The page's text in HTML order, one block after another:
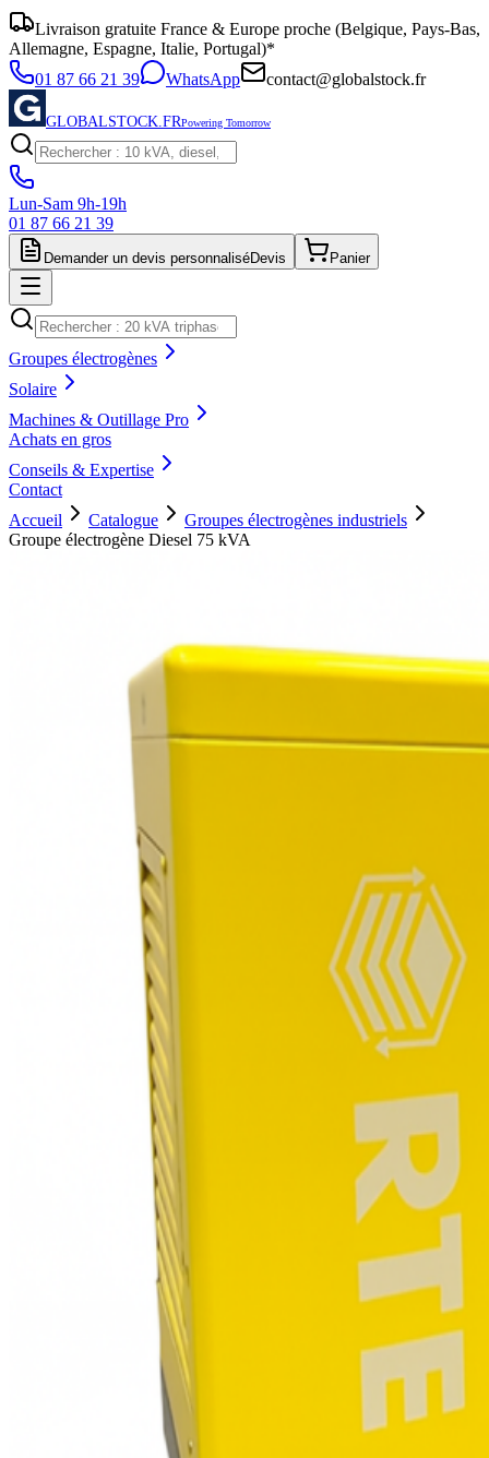
Livraison gratuite France & Europe proche (Belgique, Pays-Bas,
Allemagne, Espagne, Italie, Portugal)*
01 87 66 21 39
WhatsApp contact@globalstock.fr
GLOBALSTOCK.FRPowering Tomorrow
Lun-Sam 9h-19h
01 87 66 21 39
Demander un devis personnaliséDevis Panier
Groupes électrogènes
Solaire
Machines & Outillage Pro
Achats en gros
Conseils & Expertise
Contact
Accueil
Catalogue
Groupes électrogènes industriels
Groupe électrogène Diesel 75 kVA